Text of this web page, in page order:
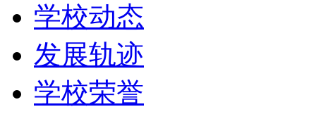
学校动态
发展轨迹
学校荣誉